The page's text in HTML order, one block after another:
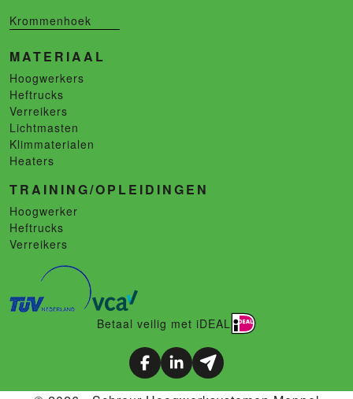
Betaal veilig met iDEAL
MATERIAAL
Hoogwerkers
Heftrucks
Verreikers
Lichtmasten
Klimmaterialen
Heaters
Krommenhoek
TRAINING/OPLEIDINGEN
Hoogwerker
Heftrucks
Verreikers